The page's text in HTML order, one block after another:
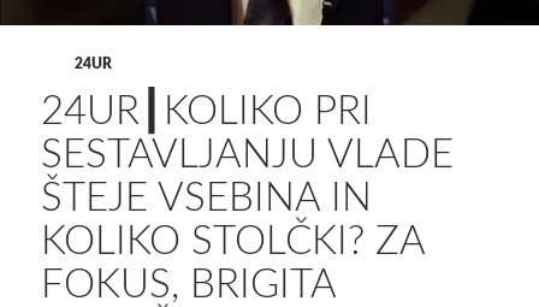
24UR
24UR┃KOLIKO PRI
SESTAVLJANJU VLADE
ŠTEJE VSEBINA IN
KOLIKO STOLČKI? ZA
FOKUS, BRIGITA